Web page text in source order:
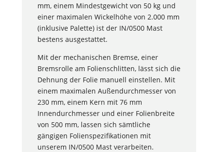
mm, einem Mindestgewicht von 50 kg und
einer maximalen Wickelhöhe von 2.000 mm
(inklusive Palette) ist der IN/0500 Mast
bestens ausgestattet.
Mit der mechanischen Bremse, einer
Bremsrolle am Folienschlitten, lässt sich die
Dehnung der Folie manuell einstellen. Mit
einem maximalen Außendurchmesser von
230 mm, einem Kern mit 76 mm
Innendurchmesser und einer Folienbreite
von 500 mm, lassen sich sämtliche
gängigen Folienspezifikationen mit
unserem IN/0500 Mast verarbeiten.